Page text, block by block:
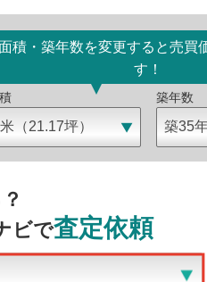
積・築年数を変更すると売買
す！
築年数
ビで査定依頼